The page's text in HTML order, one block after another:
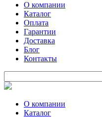
О компании
Каталог
Оплата
Гарантии
Доставка
Блог
Контакты
О компании
Каталог